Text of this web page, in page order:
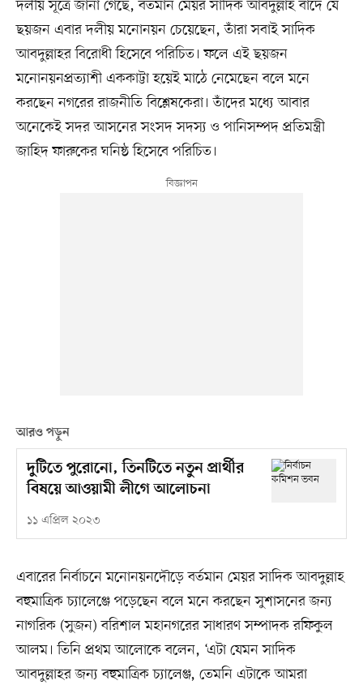
দলীয় সূত্রে জানা গেছে, বর্তমান মেয়র সাদিক আবদুল্লাহ বাদে যে
ছয়জন এবার দলীয় মনোনয়ন চেয়েছেন, তাঁরা সবাই সাদিক
আবদুল্লাহর বিরোধী হিসেবে পরিচিত। ফলে এই ছয়জন
মনোনয়নপ্রত্যাশী এককাট্টা হয়েই মাঠে নেমেছেন বলে মনে
করছেন নগরের রাজনীতি বিশ্লেষকেরা। তাঁদের মধ্যে আবার
অনেকেই সদর আসনের সংসদ সদস্য ও পানিসম্পদ প্রতিমন্ত্রী
জাহিদ ফারুকের ঘনিষ্ঠ হিসেবে পরিচিত।
আরও পড়ুন
দুটিতে পুরোনো, তিনটিতে নতুন প্রার্থীর
বিষয়ে আওয়ামী লীগে আলোচনা
১১ এপ্রিল ২০২৩
এবারের নির্বাচনে মনোনয়নদৌড়ে বর্তমান মেয়র সাদিক আবদুল্লাহ
বহুমাত্রিক চ্যালেঞ্জে পড়েছেন বলে মনে করছেন সুশাসনের জন্য
নাগরিক (সুজন) বরিশাল মহানগরের সাধারণ সম্পাদক রফিকুল
আলম। তিনি প্রথম আলোকে বলেন, ‘এটা যেমন সাদিক
আবদুল্লাহর জন্য বহুমাত্রিক চ্যালেঞ্জ, তেমনি এটাকে আমরা